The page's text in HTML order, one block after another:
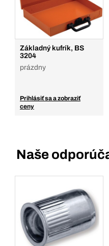
Základný kufrík, BS
3204
prázdny
Prihlásiť sa a zobraziť
ceny
Naše